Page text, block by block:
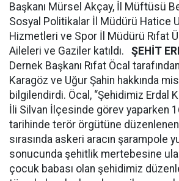
Başkanı Mürsel Akçay, İl Müftüsü
Sosyal Politikalar İl Müdürü Hatice
Hizmetleri ve Spor İl Müdürü Rıfat
Aileleri ve Gaziler katıldı. ŞEHİT
Dernek Başkanı Rıfat Öcal
Karagöz ve Uğur Şahin hakkında
bilgilendirdi. Öcal, “Şehidimiz Erdal
İli Silvan İlçesinde görev yaparken
tarihinde terör örgütüne
sırasında askeri aracın şarampole
sonucunda şehitlik mertebesine
çocuk babası olan şehidimiz